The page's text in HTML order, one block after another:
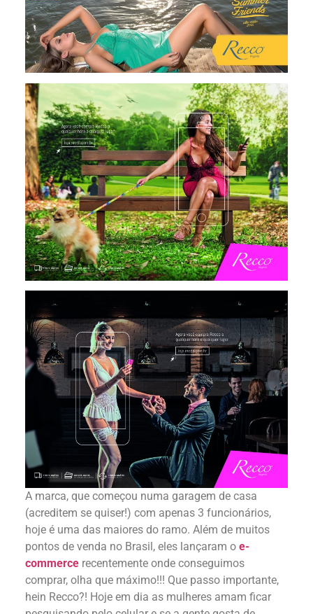
A marca, que começou numa garagem de casa
(acreditem se quiser!) com apenas 3 funcionários,
hoje é uma das maiores do ramo. Além de muitos
pontos de venda no Brasil, eles lançaram o e-
commerce recentemente onde conseguimos
comprar, olha que máximo!!! Que passo importante,
hein Recco?! Hoje em dia as mulheres amam ficar